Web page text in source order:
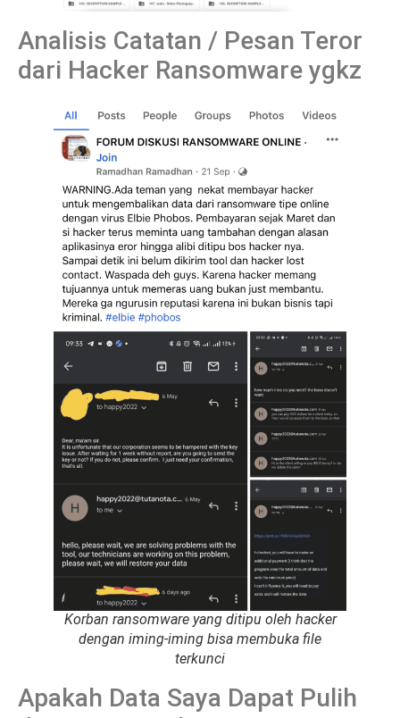
Analisis Catatan / Pesan Teror
dari Hacker Ransomware ygkz
Korban ransomware yang ditipu oleh hacker
dengan iming-iming bisa membuka file
terkunci
Apakah Data Saya Dapat Pulih